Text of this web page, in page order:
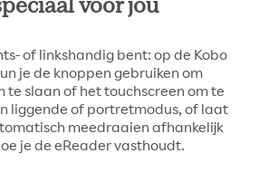
of linkshandig bent: op de Kobo
je de knoppen gebruiken om
te slaan of het touchscreen om te
liggende of portretmodus, of laat
meedraaien afhankelijk
je de eReader vasthoudt.